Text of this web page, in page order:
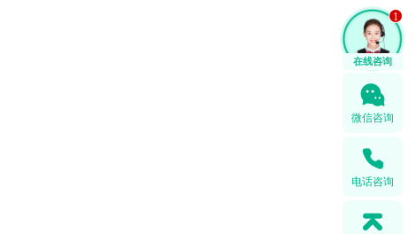
1
在线咨询
微信咨询
电话咨询